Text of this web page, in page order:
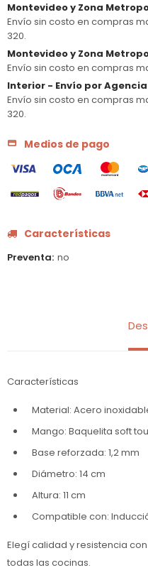
Montevideo y Zona
Envío sin costo en compras
320.
Montevideo y Zona
Envío sin costo en compras
Interior - Envío por Agencia
Envío sin costo en compras
320.
Medios de pago
Características
Preventa no
Características
Material: Acero
Mango: Baquelita soft
Base reforzada: 1,2 mm
Diámetro: 14 cm
Altura: 11 cm
Compatible con:
Elegí calidad y resistencia
todas las cocinas.